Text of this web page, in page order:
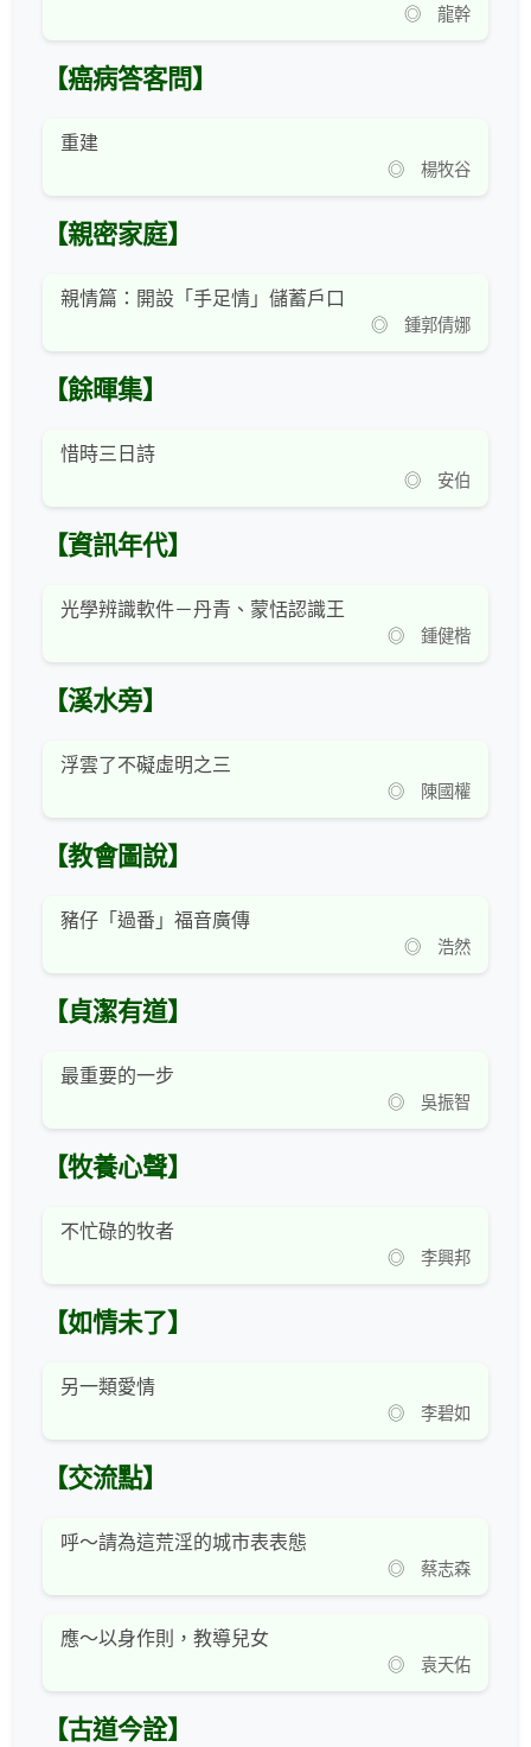
◎ 龍幹
【癌病答客問】
重建
◎ 楊牧谷
【親密家庭】
親情篇：開設「手足情」儲蓄戶口
◎ 鍾郭倩娜
【餘暉集】
惜時三日詩
◎ 安伯
【資訊年代】
光學辨識軟件－丹青、蒙恬認識王
◎ 鍾健楷
【溪水旁】
浮雲了不礙虛明之三
◎ 陳國權
【教會圖說】
豬仔「過番」福音廣傳
◎ 浩然
【貞潔有道】
最重要的一步
◎ 吳振智
【牧養心聲】
不忙碌的牧者
◎ 李興邦
【如情未了】
另一類愛情
◎ 李碧如
【交流點】
呼～請為這荒淫的城市表表態
◎ 蔡志森
應～以身作則，教導兒女
◎ 袁天佑
【古道今詮】